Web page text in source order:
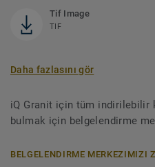
Tif Image
TIF
Daha fazlasını gör
iQ Granit için tüm indirilebilir
bulmak için belgelendirme
BELGELENDIRME MERKEZIMIZI